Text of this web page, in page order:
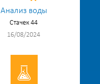
Анализ воды
Стачек 44
16/08/2024